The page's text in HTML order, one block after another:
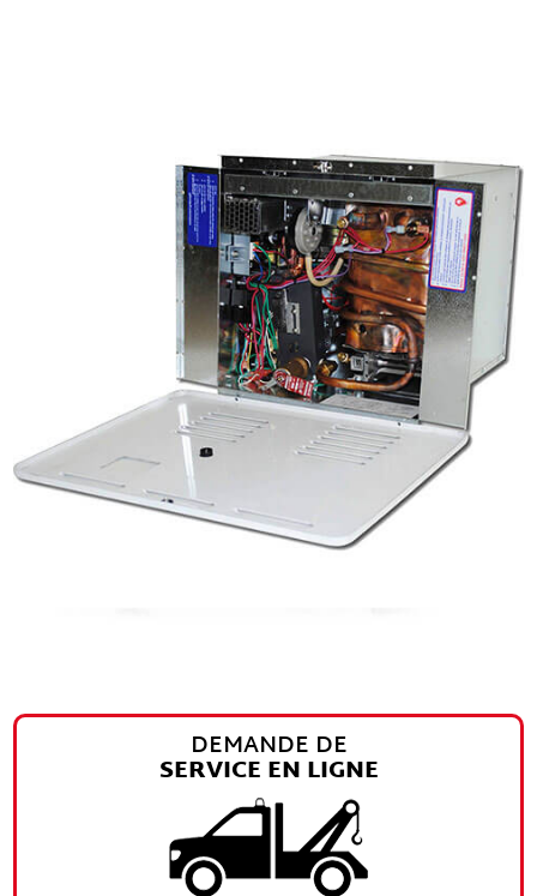
DEMANDE DE
SERVICE EN LIGNE